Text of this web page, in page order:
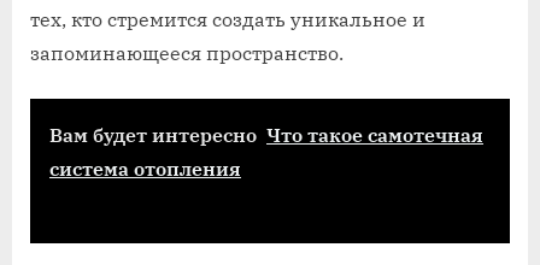
тех, кто стремится создать уникальное и
запоминающееся пространство.
Вам будет интересно Что такое самотечная
система отопления